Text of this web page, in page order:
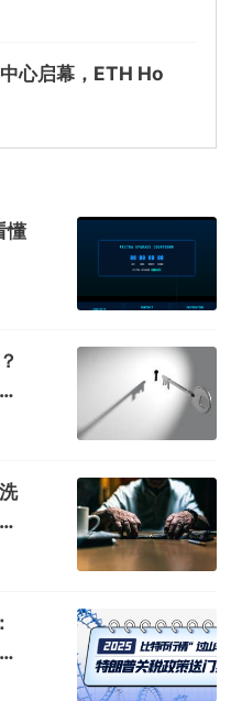
心启幕，ETH Ho
懂